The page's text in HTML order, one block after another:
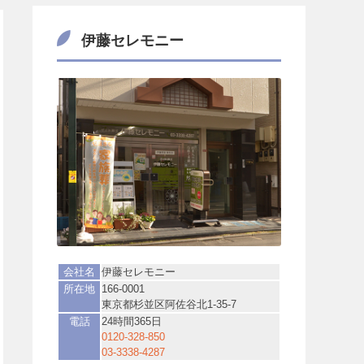
伊藤セレモニー
会社名
伊藤セレモニー
所在地 166-0001
東京都杉並区阿佐谷北1-35-7
電話
24時間365日
0120-328-850
03-3338-4287